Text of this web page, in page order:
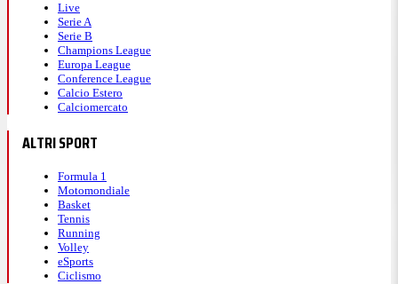
Live
Serie A
Serie B
Champions League
Europa League
Conference League
Calcio Estero
Calciomercato
ALTRI SPORT
Formula 1
Motomondiale
Basket
Tennis
Running
Volley
eSports
Ciclismo